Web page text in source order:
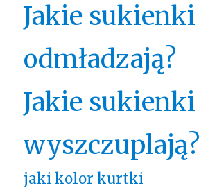
Jakie sukienki
odmładzają?
Jakie sukienki
wyszczuplają?
jaki kolor kurtki